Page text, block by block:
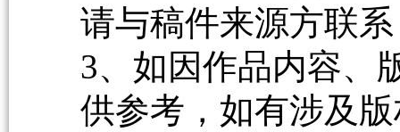
请与稿件来源方联
3、如因作品内容、
供参考，如有涉及